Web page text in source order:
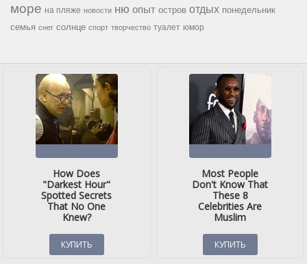
море на пляже новости ню опыт остров отдых понедельник
семья снег солнце спорт творчество туалет юмор